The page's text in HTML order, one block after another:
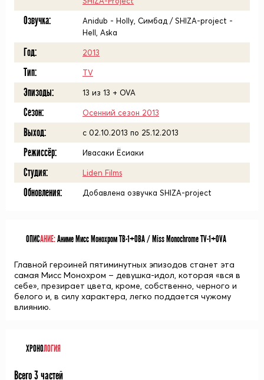
Озвучка:
Anidub - Holly, Симбад / SHIZA-project -
Hell, Aska
Год: 2013
Тип: TV
Эпизоды: 13 из 13 + OVA
Сезон: Осенний сезон 2013
Выход: c 02.10.2013 по 25.12.2013
Режиссёр: Ивасаки Ёсиаки
Студия: Liden Films
Обновления: Добавлена озвучка SHIZA-project
ОПИСАНИЕ:Аниме Мисс Монохром ТВ-1+ОВА / Miss Monochrome TV-1+OVA
Главной героиней пятиминутных эпизодов станет эта
самая Мисс Монохром – девушка-идол, которая «вся в
себе», презирает цвета, кроме, собственно, черного и
белого и, в силу характера, легко поддается чужому
влиянию.
ХРОНОЛОГИЯ
Всего 3 частей